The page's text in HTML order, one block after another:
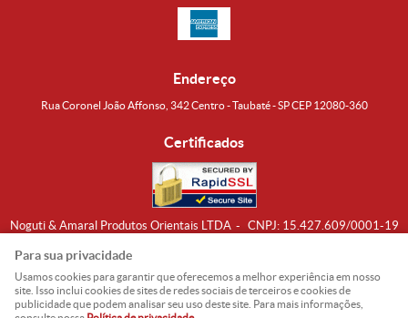
Endereço
Rua Coronel João Affonso, 342 Centro - Taubaté - SP CEP 12080-360
Certificados
Noguti & Amaral Produtos Orientais LTDA CNPJ: 15.427.609/0001-19
Para sua privacidade
Usamos cookies para garantir que oferecemos a melhor experiência em nosso
site. Isso inclui cookies de sites de redes sociais de terceiros e cookies de
publicidade que podem analisar seu uso deste site. Para mais informações,